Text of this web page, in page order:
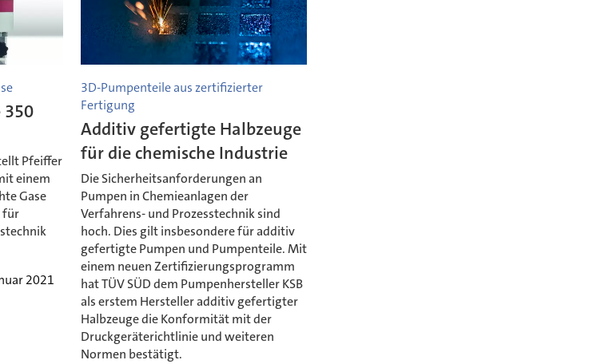
350
Pfeiffer
einem
Gase
für
2021
3D-Pumpenteile aus zertifizierter
Fertigung
Additiv gefertigte Halbzeuge
für die chemische Industrie
Die Sicherheitsanforderungen an
Pumpen in Chemieanlagen der
Verfahrens- und Prozesstechnik sind
hoch. Dies gilt insbesondere für additiv
gefertigte Pumpen und Pumpenteile. Mit
einem neuen Zertifizierungsprogramm
hat TÜV SÜD dem Pumpenhersteller KSB
als erstem Hersteller additiv gefertigter
Halbzeuge die Konformität mit der
Druckgeräterichtlinie und weiteren
Normen bestätigt.